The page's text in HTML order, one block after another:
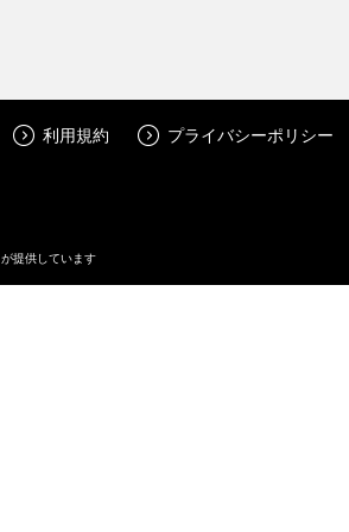
利用規約 プライバシーポリシー
が提供しています